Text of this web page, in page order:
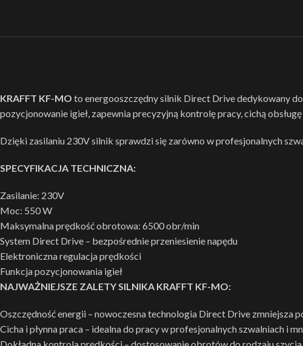
KRAFFT KF-MO to energooszczędny silnik Direct Drive dedykowany
pozycjonowanie igieł, zapewnia precyzyjną kontrolę pracy, cichą
Dzięki zasilaniu 230V silnik sprawdzi się zarówno w profesjonalnych
SPECYFIKACJA TECHNICZNA:
Zasilanie: 230V
Moc: 550 W
Maksymalna prędkość obrotowa: 6500 obr/min
System Direct Drive – bezpośrednie przeniesienie napędu
Elektroniczna regulacja prędkości
Funkcja pozycjonowania igieł
NAJWAŻNIEJSZE ZALETY SILNIKA KRAFFT KF-MO:
Oszczędność energii – nowoczesna technologia Direct Drive zmniejsza
Cicha i płynna praca – idealna do pracy w profesjonalnych szwalniach i